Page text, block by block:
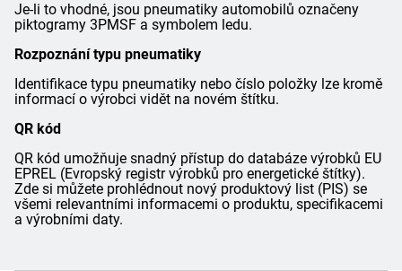
Je-li to vhodné, jsou pneumatiky automobilů označeny
piktogramy 3PMSF a symbolem ledu.
Rozpoznání typu pneumatiky
Identifikace typu pneumatiky nebo číslo položky lze kromě
informací o výrobci vidět na novém štítku.
QR kód
QR kód umožňuje snadný přístup do databáze výrobků EU
EPREL (Evropský registr výrobků pro energetické štítky).
Zde si můžete prohlédnout nový produktový list (PIS) se
všemi relevantními informacemi o produktu, specifikacemi
a výrobními daty.